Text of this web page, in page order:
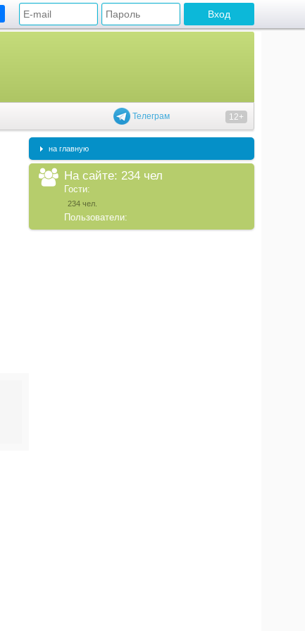
Телеграм 12+
на главную
На сайте: 234 чел
Гости:
234 чел.
Пользователи: